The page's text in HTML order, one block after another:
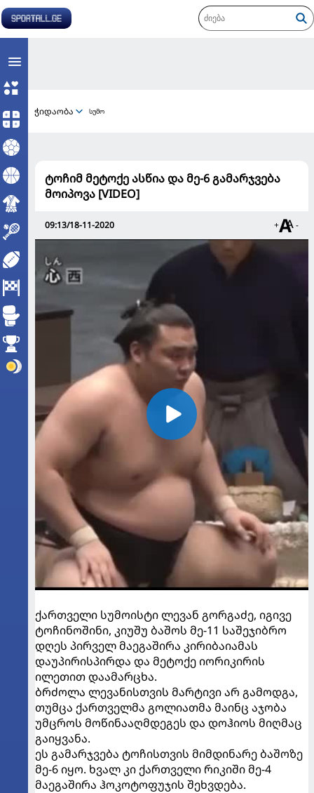
ჭიდაობა სუმო
ტოჩიმ მეტოქე ასწია და მე-6 გამარჯვება
მოიპოვა [VIDEO]
09:13/18-11-2020 + -
ქართველი სუმოისტი ლევან გორგაძე, იგივე
ტოჩინოშინი, კიუშუ ბაშოს მე-11 საშეჯიბრო
დღეს პირველ მაეგაშირა კირიბაიამას
დაუპირისპირდა და მეტოქე იორიკირის
ილეთით დაამარცხა.
ბრძოლა ლევანისთვის მარტივი არ გამოდგა,
თუმცა ქართველმა გოლიათმა მაინც აჯობა
უმცროს მოწინააღმდეგეს და დოჰიოს მიღმაც
გაიყვანა.
ეს გამარჯვება ტოჩისთვის მიმდინარე ბაშოზე
მე-6 იყო. ხვალ კი ქართველი რიკიში მე-4
მაეგაშირა ჰოკოტოფუჯის შეხვდება.